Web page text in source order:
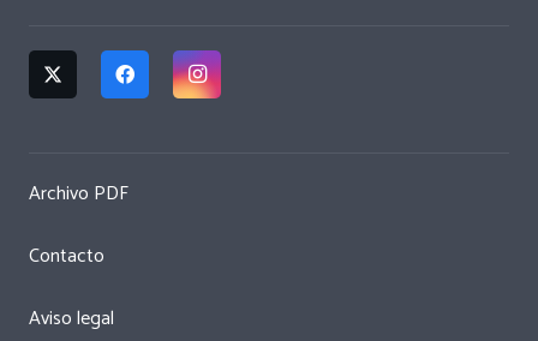
Archivo PDF
Contacto
Aviso legal